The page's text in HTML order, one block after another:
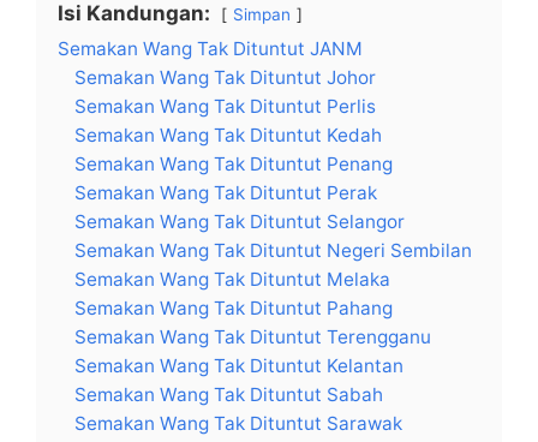
Isi Kandungan: Simpan
Semakan Wang Tak Dituntut JANM
Semakan Wang Tak Dituntut Johor
Semakan Wang Tak Dituntut Perlis
Semakan Wang Tak Dituntut Kedah
Semakan Wang Tak Dituntut Penang
Semakan Wang Tak Dituntut Perak
Semakan Wang Tak Dituntut Selangor
Semakan Wang Tak Dituntut Negeri Sembilan
Semakan Wang Tak Dituntut Melaka
Semakan Wang Tak Dituntut Pahang
Semakan Wang Tak Dituntut Terengganu
Semakan Wang Tak Dituntut Kelantan
Semakan Wang Tak Dituntut Sabah
Semakan Wang Tak Dituntut Sarawak